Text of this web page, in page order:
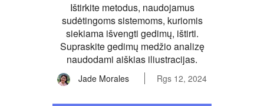
Ištirkite metodus, naudojamus
sudėtingoms sistemoms, kuriomis
siekiama išvengti gedimų, ištirti.
Supraskite gedimų medžio analizę
naudodami aiškias iliustracijas.
Jade Morales Rgs 12, 2024